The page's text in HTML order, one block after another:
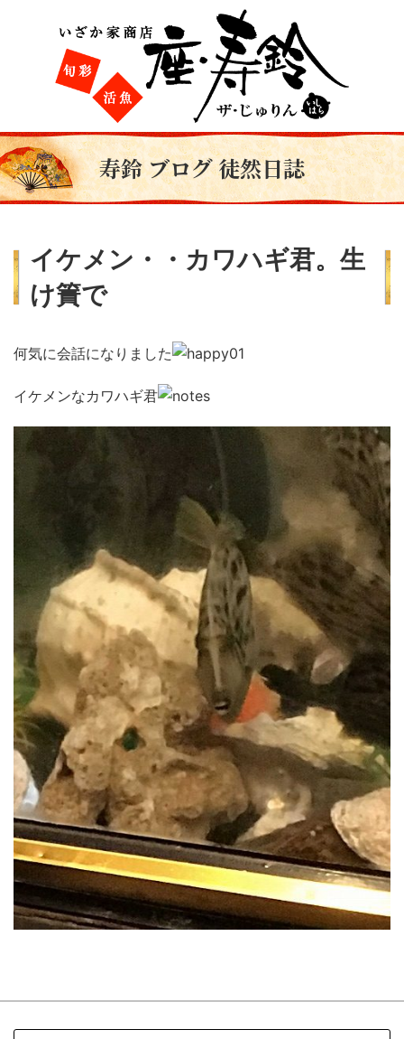
寿鈴 ブログ 徒然日誌
イケメン・・カワハギ君。生
け簀で
何気に会話になりました
イケメンなカワハギ君